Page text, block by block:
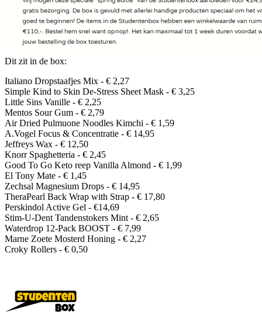
Dit zit in de box:
Italiano Dropstaafjes Mix - € 2,27
Simple Kind to Skin De-Stress Sheet Mask - € 3,25
Little Sins Vanille - € 2,25
Mentos Sour Gum - € 2,79
Air Dried Pulmuone Noodles Kimchi - € 1,59
A.Vogel Focus & Concentratie - € 14,95
Jeffreys Wax - € 12,50
Knorr Spaghetteria - € 2,45
Good To Go Keto reep Vanilla Almond - € 1,99
El Tony Mate - € 1,45
Zechsal Magnesium Drops - € 14,95
TheraPearl Back Wrap with Strap - € 17,80
Perskindol Active Gel - €14,69
Stim-U-Dent Tandenstokers Mint - € 2,65
Waterdrop 12-Pack BOOST - € 7,99
Marne Zoete Mosterd Honing - € 2,27
Croky Rollers - € 0,50